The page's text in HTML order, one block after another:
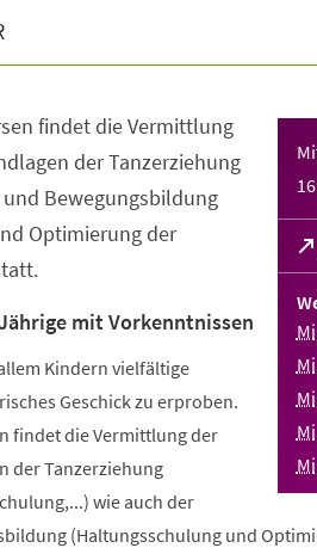
in
Mi
Mi
Mi
Mi
Mi
findet die Vermittlung
der Tanzerziehung
Bewegungsbildung
Optimierung der
mit Vorkenntnissen
Kindern vielfältige
Geschick zu erproben.
findet die Vermittlung der
der Tanzerziehung
wie auch der
(Haltungsschulung und